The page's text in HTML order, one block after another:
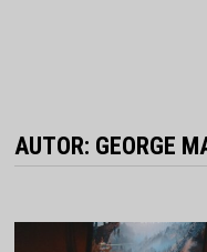
AUTOR: GEORGE